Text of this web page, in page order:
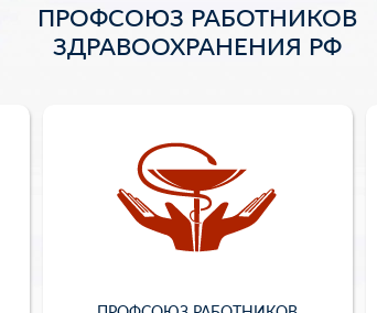
ПРОФСОЮЗ РАБОТНИКОВ
ЗДРАВООХРАНЕНИЯ РФ